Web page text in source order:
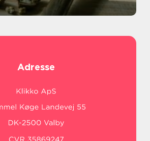
Adresse